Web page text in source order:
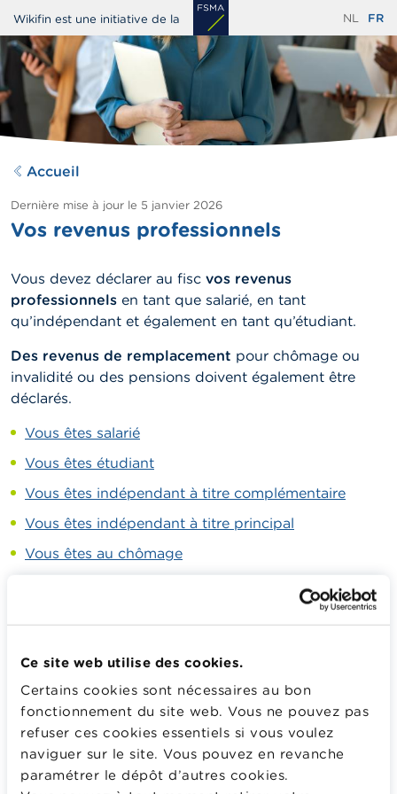
Ce site web utilise des cookies.
Certains cookies sont nécessaires au bon
fonctionnement du site web. Vous ne pouvez pas
refuser ces cookies essentiels si vous voulez
naviguer sur le site. Vous pouvez en revanche
paramétrer le dépôt d’autres cookies.
Aller
au
contenu
principal
Wikifin est une initiative de la NL FR
Accueil
Dernière mise à jour le 5 janvier 2026
Vos revenus professionnels
Vous devez déclarer au fisc vos revenus
professionnels en tant que salarié, en tant
qu’indépendant et également en tant qu’étudiant.
Des revenus de remplacement pour chômage ou
invalidité ou des pensions doivent également être
déclarés.
Vous êtes salarié
Vous êtes étudiant
Vous êtes indépendant à titre complémentaire
Vous êtes indépendant à titre principal
Vous êtes au chômage
Comment déclarer votre pension légale et votre
Veuillez
accepter les cookies marketing
pour afficher ce contenu.